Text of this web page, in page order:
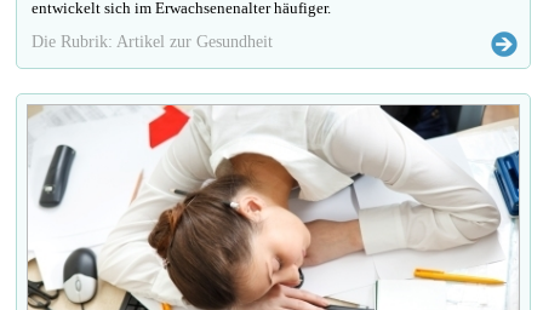
entwickelt sich im Erwachsenenalter häufiger.
Die Rubrik: Artikel zur Gesundheit